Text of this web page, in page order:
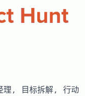
, 目标拆解, 行动